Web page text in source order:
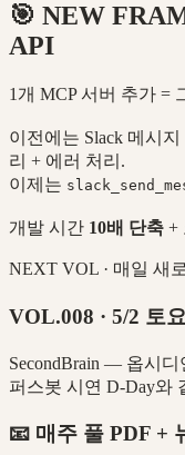
🎯 NEW
API
1개 MCP 서버 추가 =
이전에는 Slack 메시
리 + 에러 처리.
이제는
개발 시간 10배 단축 +
NEXT VOL · 매일 새
VOL.008 · 5/2 토
SecondBrain — 옵시디
퍼스봇 시연 D-Day와
📧 매주 풀 PDF +